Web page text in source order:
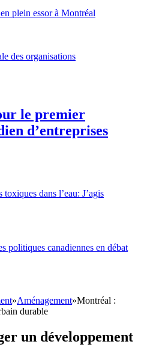
plein essor à Montréal
des organisations
le premier
d’entreprises
dans l’eau: J’agis
politiques canadiennes en débat
»Aménagement»Montréal :
durable
un développement